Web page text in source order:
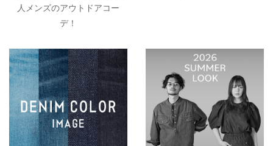
人メンズのアウトドアコー
デ！